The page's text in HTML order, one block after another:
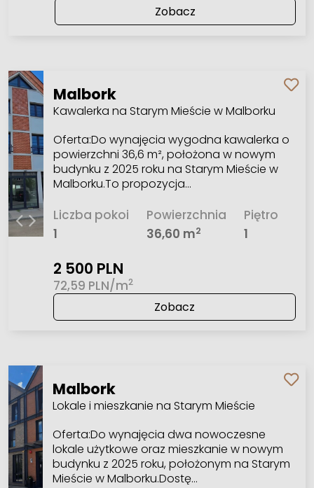
Zobacz
Malbork
Kawalerka na Starym Mieście w Malborku
Oferta:Do wynajęcia wygodna kawalerka o
powierzchni 36,6 m², położona w nowym
budynku z 2025 roku na Starym Mieście w
Malborku.To propozycja…
Liczba pokoi
1
Powierzchnia
36,60 m2
Piętro
1
2 500 PLN
72,59 PLN/m2
Zobacz
Malbork
Lokale i mieszkanie na Starym Mieście
Oferta:Do wynajęcia dwa nowoczesne
lokale użytkowe oraz mieszkanie w nowym
budynku z 2025 roku, położonym na Starym
Mieście w Malborku.Dostę…